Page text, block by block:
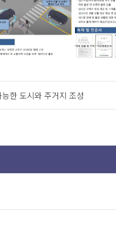
한 도시와 주거지 조성
원명
를 이용한 주행 여부 판별 방법
인증기간